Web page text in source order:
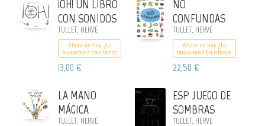
¡OH! UN LIBRO
CON SONIDOS
TULLET, HERVÉ
Ahora no hay ¿Lo
buscamos? Escribenos
13,00 €
NO
CONFUNDAS
TULLET, HERVÉ
Ahora no hay ¿Lo
buscamos? Escribenos
22,50 €
LA MANO
MÁGICA
TULLET, HERVÉ
ESP JUEGO DE
SOMBRAS
TULLET, HERVE